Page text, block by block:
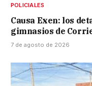
POLICIALES
Causa Exen: los
gimnasios de
7 de agosto de 2026